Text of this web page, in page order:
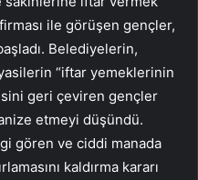
ile görüşen gençler,
Belediyelerin,
“iftar yemeklerinin
geri çeviren gençler
etmeyi düşündü.
gören ve ciddi manada
kaldırma kararı